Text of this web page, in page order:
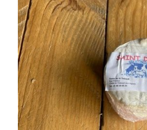
AJOUTER AU PANIER